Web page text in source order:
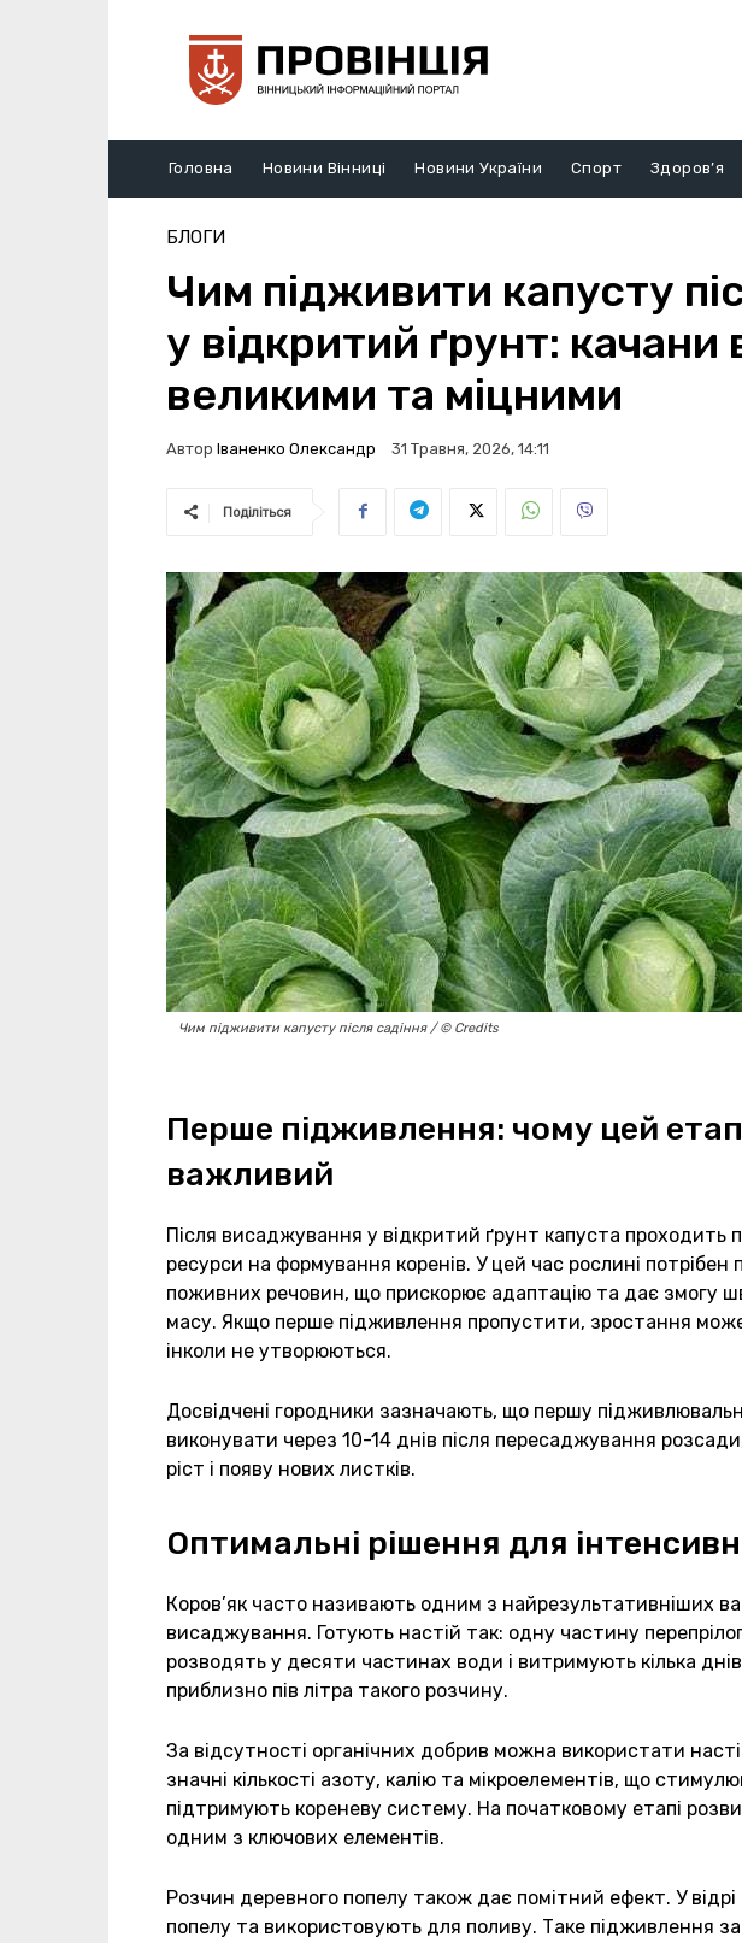
Головна Новини Вінниці Новини України Спорт Здоров’я
БЛОГИ
Чим підживити капусту
у відкритий ґрунт: качани
великими та міцними
Автор Іваненко Олександр 31 Травня, 2026, 14:11
Поділіться
Чим підживити капусту після садіння / © Credits
Перше підживлення: чому цей
важливий
Після висаджування у відкритий ґрунт капуста проходить
ресурси на формування коренів. У цей час рослині потрібен
поживних речовин, що прискорює адаптацію та дає змогу
масу. Якщо перше підживлення пропустити, зростання
інколи не утворюються.
Досвідчені городники зазначають, що першу
виконувати через 10-14 днів після пересаджування
ріст і появу нових листків.
Оптимальні рішення для
Коров’як часто називають одним з найрезультативніших
висаджування. Готують настій так: одну частину
розводять у десяти частинах води і витримують кілька
приблизно пів літра такого розчину.
За відсутності органічних добрив можна використати
значні кількості азоту, калію та мікроелементів, що
підтримують кореневу систему. На початковому етапі
одним з ключових елементів.
Розчин деревного попелу також дає помітний ефект. У
попелу та використовують для поливу. Таке підживлення